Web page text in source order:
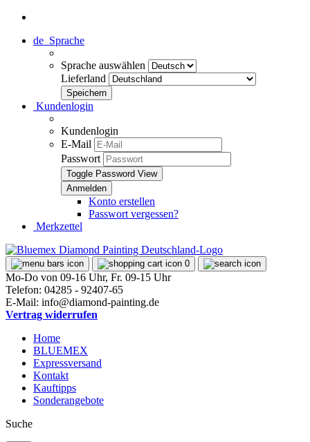
de Sprache
Sprache auswählen
Lieferland
Kundenlogin
Kundenlogin
E-Mail
Passwort
Toggle Password View
Konto erstellen
Passwort vergessen?
Merkzettel
0
Mo-Do von 09-16 Uhr, Fr. 09-15 Uhr
Telefon: 04285 - 92407-65
E-Mail: info@diamond-painting.de
Vertrag widerrufen
Home
BLUEMEX
Expressversand
Kontakt
Kauftipps
Sonderangebote
Suche